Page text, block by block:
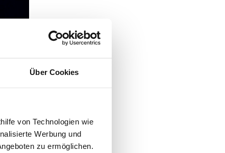
Über Cookies
von Technologien wie
Werbung und
zu ermöglichen.